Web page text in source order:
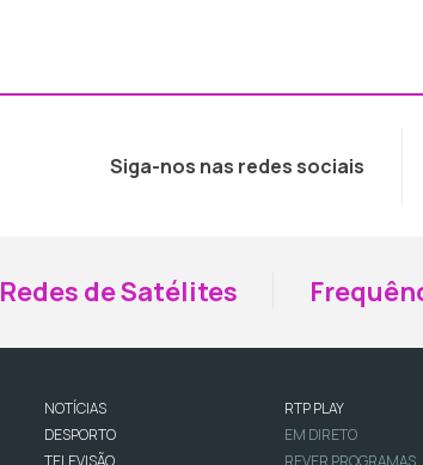
Siga-nos nas redes sociais
Redes de Satélites
NOTÍCIAS
DESPORTO
RTP PLAY
EM DIRETO